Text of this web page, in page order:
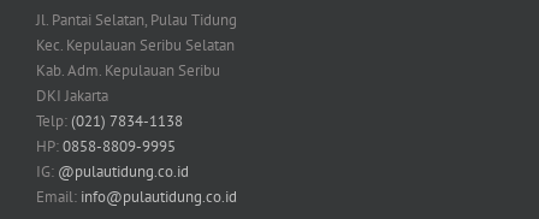
Jl. Pantai Selatan, Pulau Tidung
Kec. Kepulauan Seribu Selatan
Kab. Adm. Kepulauan Seribu
DKI Jakarta
Telp:(021) 7834-1138
HP:0858-8809-9995
IG: @pulautidung.co.id
Email: info@pulautidung.co.id